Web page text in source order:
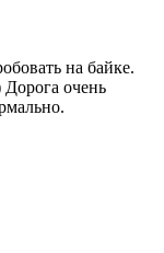
на байке.
Дорога очень